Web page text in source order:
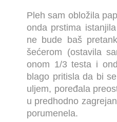
Pleh sam obložila
onda prstima
ne bude baš
šećerom (ostavila
onom 1/3 testa i
blago pritisla da bi
uljem, poređala
u predhodno
porumenela.